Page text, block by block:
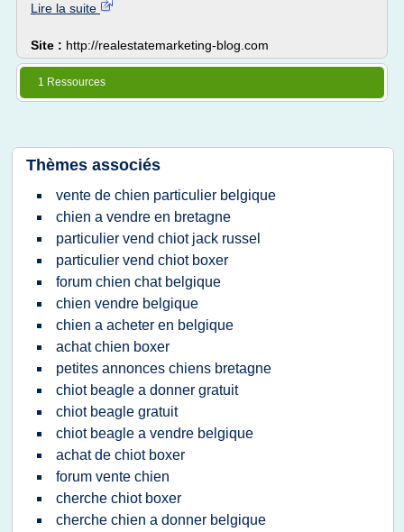
Lire la suite
Site : http://realestatemarketing-blog.com
1 Ressources
Thèmes associés
vente de chien particulier belgique
chien a vendre en bretagne
particulier vend chiot jack russel
particulier vend chiot boxer
forum chien chat belgique
chien vendre belgique
chien a acheter en belgique
achat chien boxer
petites annonces chiens bretagne
chiot beagle a donner gratuit
chiot beagle gratuit
chiot beagle a vendre belgique
achat de chiot boxer
forum vente chien
cherche chiot boxer
cherche chien a donner belgique